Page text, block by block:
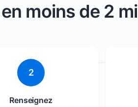
moins de 2
2
Renseignez